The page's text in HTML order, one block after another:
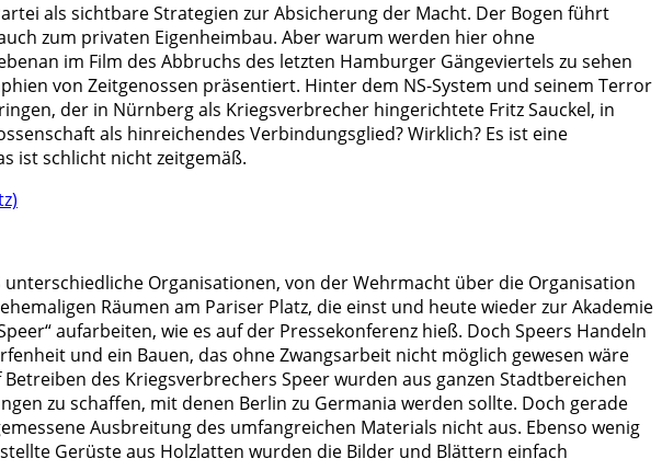
als sichtbare Strategien zur Absicherung der Macht. Der Bogen führt
zum privaten Eigenheimbau. Aber warum werden hier ohne
im Film des Abbruchs des letzten Hamburger Gängeviertels zu sehen
von Zeitgenossen präsentiert. Hinter dem NS-System und seinem Terror
der in Nürnberg als Kriegsverbrecher hingerichtete Fritz Sauckel, in
als hinreichendes Verbindungsglied? Wirklich? Es ist eine
ist schlicht nicht zeitgemäß.
Organisationen, von der Wehrmacht über die Organisation
Räumen am Pariser Platz, die einst und heute wieder zur Akademie
aufarbeiten, wie es auf der Pressekonferenz hieß. Doch Speers Handeln
und ein Bauen, das ohne Zwangsarbeit nicht möglich gewesen wäre
des Kriegsverbrechers Speer wurden aus ganzen Stadtbereichen
zu schaffen, mit denen Berlin zu Germania werden sollte. Doch gerade
Ausbreitung des umfangreichen Materials nicht aus. Ebenso wenig
Gerüste aus Holzlatten wurden die Bilder und Blättern einfach